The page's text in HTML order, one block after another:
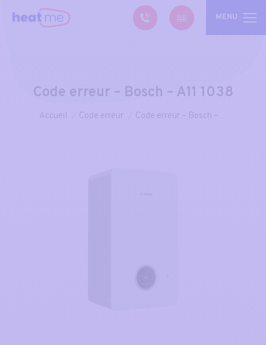
MENU
Code erreur – Bosch – A11 1038
Vous êtes ici :
Accueil Code erreur Code erreur – Bosch –…